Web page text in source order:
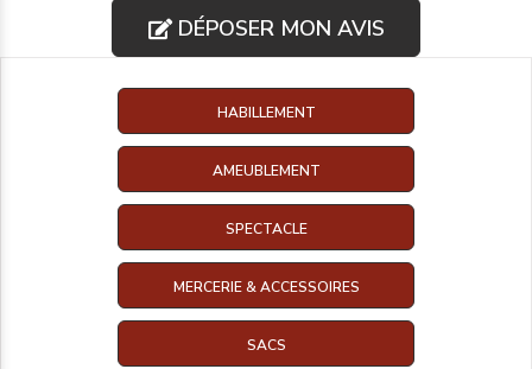
DÉPOSER MON AVIS
HABILLEMENT
AMEUBLEMENT
SPECTACLE
MERCERIE & ACCESSOIRES
SACS